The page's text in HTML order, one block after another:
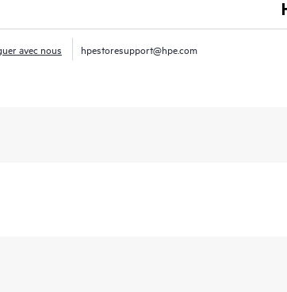
avec nous hpestoresupport@hpe.com